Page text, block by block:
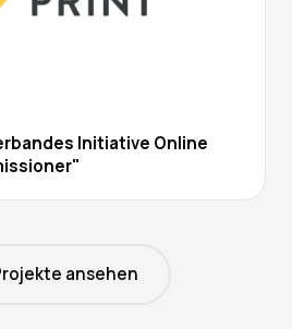
Initiative Online
ansehen